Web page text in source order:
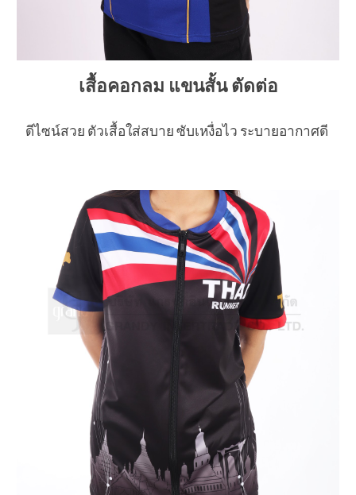
เสื้อคอกลม แขนสั้น ตัดต่อ
ดีไซน์สวย ตัวเสื้อใส่สบาย ซับเหงื่อไว ระบายอากาศดี